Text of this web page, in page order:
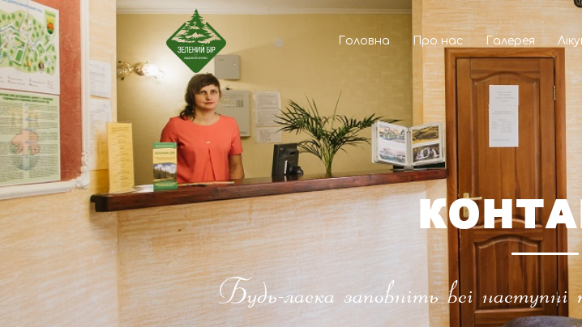
Головна Про нас Галерея
Будь-ласка заповніть всі наступні